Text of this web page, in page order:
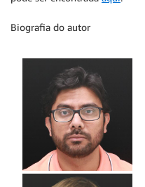
Biografia do autor